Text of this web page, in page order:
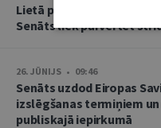
Lietā par namu
Senāts liek pārvērtēt
26. JŪNIJS • 09:46
Senāts uzdod Eiropas
izslēgšanas termiņiem
publiskajā iepirkumā